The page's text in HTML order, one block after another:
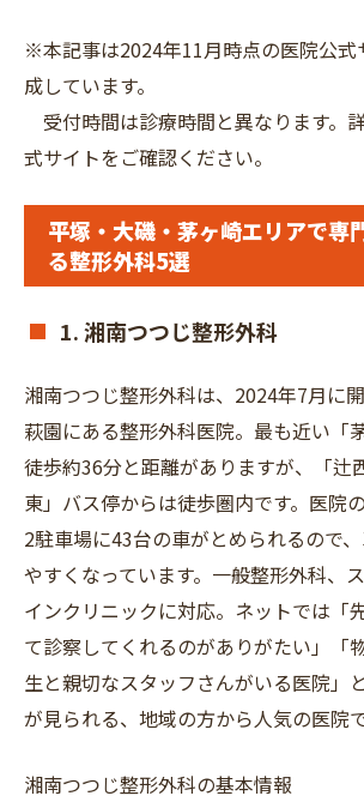
※本記事は2024年11月時点の医院公式
成しています。
受付時間は診療時間と異なります。
式サイトをご確認ください。
平塚・大磯・茅ヶ崎エリアで専
る整形外科5選
1. 湘南つつじ整形外科
湘南つつじ整形外科は、2024年7月に
萩園にある整形外科医院。最も近い「
徒歩約36分と距離がありますが、「辻
東」バス停からは徒歩圏内です。医院
2駐車場に43台の車がとめられるので
やすくなっています。一般整形外科、
インクリニックに対応。ネットでは「
て診察してくれるのがありがたい」「
生と親切なスタッフさんがいる医院」
が見られる、地域の方から人気の医院で
湘南つつじ整形外科の基本情報